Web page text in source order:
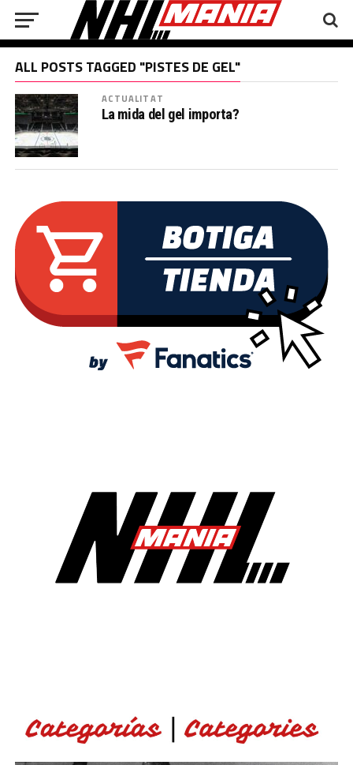
ALL POSTS TAGGED "PISTES DE GEL"
ACTUALITAT
La mida del gel importa?